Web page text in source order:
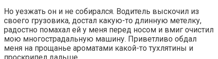
Но уезжать он и не собирался. Водитель выскочил из
своего грузовика, достал какую-то длинную метелку,
радостно помахал ей у меня перед носом и вмиг очистил
мою многострадальную машину. Приветливо обдал
меня на прощанье ароматами какой-то тухлятины и